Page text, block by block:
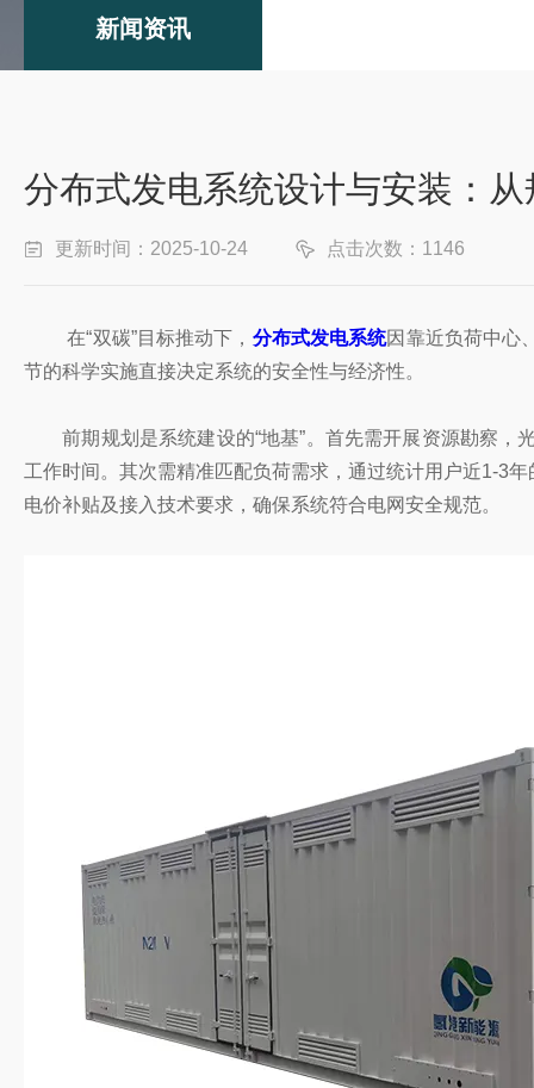
新闻资讯
分布式发电系统设计与安装：
更新时间：2025-10-24 点击次数：1146
在“双碳”目标推动下， 分布式发电系统因靠近负荷中心
节的科学实施直接决定系统的安全性与经济性。
前期规划是系统建设的“地基”。首先需开展资源勘察，
工作时间。其次需精准匹配负荷需求，通过统计用户近1-3
电价补贴及接入技术要求，确保系统符合电网安全规范。